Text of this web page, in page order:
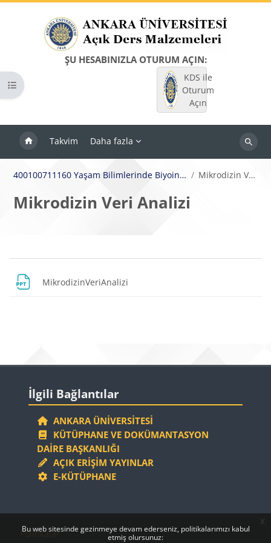
Bu web sitesinde gezinmeye devam ederseniz, politikalarımızı kabul
etmiş olursunuz:
x
ŞU HESABINIZLA OTURUM AÇIN:
KDS ile
Oturum
Açın
Takvim Daha fazla
Dersleri
Kurs dizinini aç
400100711160 Yaşam Bilimlerinde Biyoinformatik Uygulamaları Mikrodizin Veri Analizi
Mikrodizin Veri Analizi
Bloklar
Bölüm anahatları
MikrodizinVeriAnalizi
Bloklar
İlgili Bağlantılar
ANKARA ÜNIVERSITESI
KÜTÜPHANE VE DOKÜMANTASYON
DAIRE BAŞKANLIĞI
AÇIK ERIŞIM YAYINLAR
E-KÜTÜPHANE
Bloklar
Bloklar
Politikalar